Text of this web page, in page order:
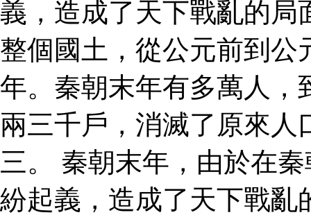
義，造成了天下戰亂的局
整個國土，從公元前到公
年。秦朝末年有多萬人，
兩三千戶，消滅了原來
三。 秦朝末年，由於在
紛起義，造成了天下戰亂